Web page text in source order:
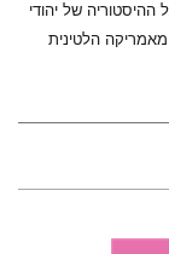
של יהודי
הלטינית